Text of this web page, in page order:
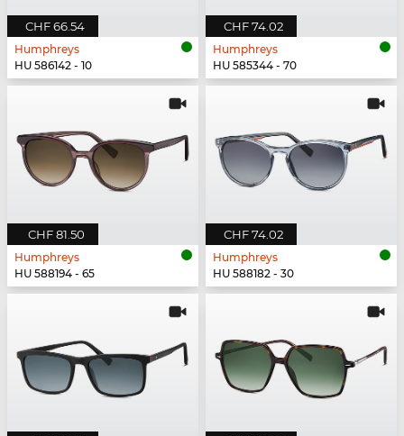
CHF 66.54
Humphreys
HU 586142 - 10
CHF 74.02
Humphreys
HU 585344 - 70
CHF 81.50
Humphreys
HU 588194 - 65
CHF 74.02
Humphreys
HU 588182 - 30